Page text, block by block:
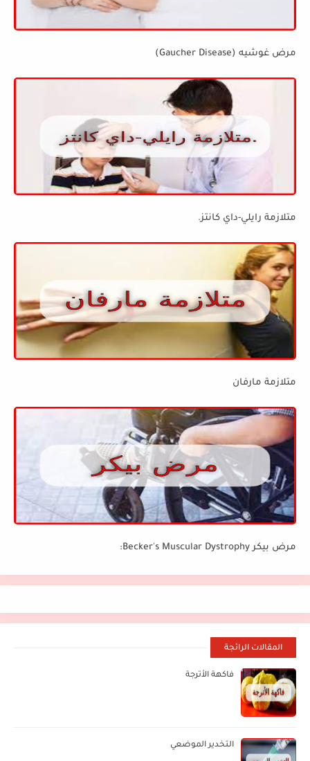
مرض غوشيه (Gaucher Disease)
متلازمة رايلي-داي كانتز.
متلازمة مارفان
مرض بيكر Becker's Muscular Dystrophy:
المقالات الرائجة
فاكهة الأترجة
التخدير الموضعي